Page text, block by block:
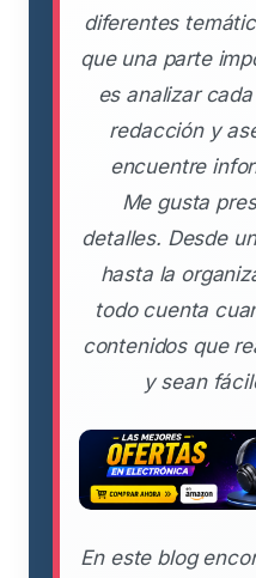
diferentes
que una parte
es analizar
redacción y
encuentre
Me gusta
detalles. Desde
hasta la
todo cuenta
contenidos que
y sean
En este blog